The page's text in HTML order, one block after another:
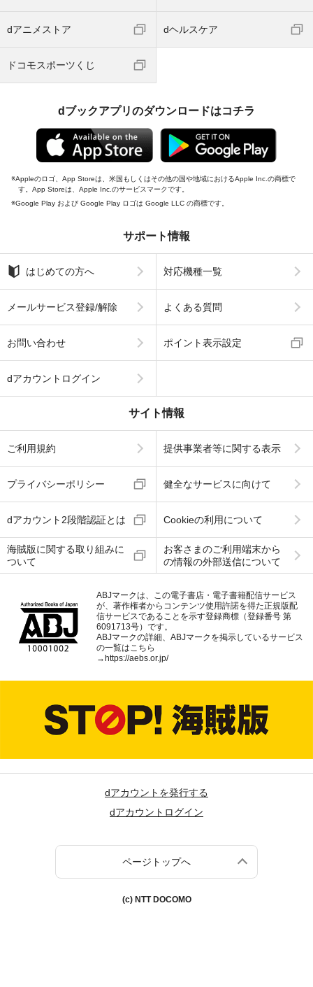
dアニメストア dヘルスケア
ドコモスポーツくじ
dブックアプリのダウンロードはコチラ
Appleのロゴ、App Storeは、米国もしくはその他の国や地域におけるApple Inc.の商標で
す。App Storeは、Apple Inc.のサービスマークです。
Google Play および Google Play ロゴは Google LLC の商標です。
サポート情報
はじめての方へ 対応機種一覧
メールサービス登録/解除 よくある質問
お問い合わせ ポイント表示設定
dアカウントログイン
サイト情報
ご利用規約 提供事業者等に関する表示
プライバシーポリシー 健全なサービスに向けて
dアカウント2段階認証とは Cookieの利用について
海賊版に関する取り組みに
ついて
お客さまのご利用端末から
の情報の外部送信について
ABJマークは、この電子書店・電子書籍配信サービス
が、著作権者からコンテンツ使用許諾を得た正規版配
信サービスであることを示す登録商標（登録番号 第
6091713号）です。
ABJマークの詳細、ABJマークを掲示しているサービス
の一覧はこちら
→https://aebs.or.jp/
dアカウントを発行する
dアカウントログイン
ページトップへ
(c) NTT DOCOMO